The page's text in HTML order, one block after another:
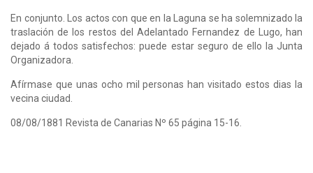
En conjunto. Los actos con que en la Laguna se ha solemnizado la
traslación de los restos del Adelantado Fernandez de Lugo, han
dejado á todos satisfechos: puede estar seguro de ello la Junta
Organizadora.
Afírmase que unas ocho mil personas han visitado estos dias la
vecina ciudad.
08/08/1881 Revista de Canarias Nº 65 página 15-16.